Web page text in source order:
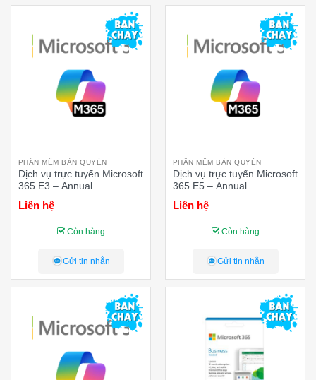
PHẦN MỀM BẢN QUYÈN
Dịch vụ trực tuyến Microsoft
365 E3 – Annual
Liên hệ
Còn hàng
Gửi tin nhắn
PHẦN MỀM BẢN QUYÈN
Dịch vụ trực tuyến Microsoft
365 E5 – Annual
Liên hệ
Còn hàng
Gửi tin nhắn